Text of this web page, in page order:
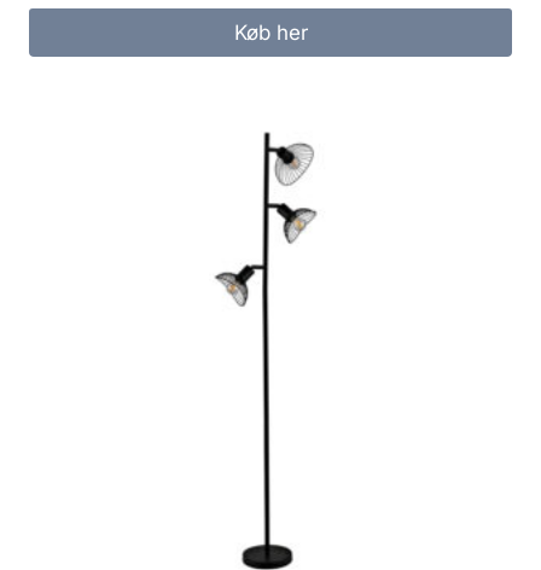
Køb her